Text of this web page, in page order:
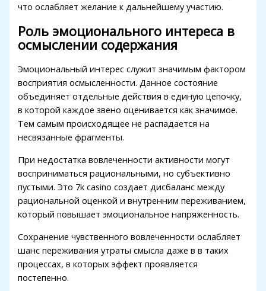
Hacklink panel
Hacklink
Hacklink
Hacklink
Hacklink panel
Hacklink panel
Hacklink
Hacklink
Buy Hacklink
Hacklink
Hacklink panel
Hacklink panel
что ослабляет желание к дальнейшему участию.
Роль эмоционального интереса в
осмыслении содержания
Эмоциональный интерес служит значимым фактором
восприятия осмысленности. Данное состояние
объединяет отдельные действия в единую цепочку,
в которой каждое звено оценивается как значимое.
Тем самым происходящее не распадается на
несвязанные фрагменты.
При недостатка вовлеченности активности могут
восприниматься рациональными, но субъективно
пустыми. Это 7k casino создает дисбаланс между
рациональной оценкой и внутренним переживанием,
который повышает эмоциональное напряженность.
Сохранение чувственного вовлеченности ослабляет
шанс переживания утраты смысла даже в в таких
процессах, в которых эффект проявляется
постепенно.